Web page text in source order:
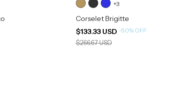
+3
Corselet Brigitte
$133.33 USD -50% OFF
$266.67 USD